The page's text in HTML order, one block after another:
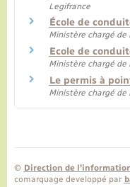
Legifrance
École de
Ministère chargé de
Ecole de
Ministère chargé de
Le permis à
Ministère chargé de
© Direction de
comarquage developpé par